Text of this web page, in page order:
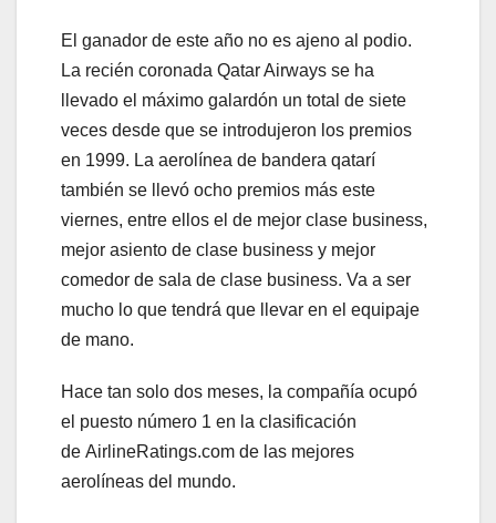
El ganador de este año no es ajeno al podio.
La recién coronada Qatar Airways se ha
llevado el máximo galardón un total de siete
veces desde que se introdujeron los premios
en 1999. La aerolínea de bandera qatarí
también se llevó ocho premios más este
viernes, entre ellos el de mejor clase business,
mejor asiento de clase business y mejor
comedor de sala de clase business. Va a ser
mucho lo que tendrá que llevar en el equipaje
de mano.
Hace tan solo dos meses, la compañía ocupó
el puesto número 1 en la clasificación
de AirlineRatings.com de las mejores
aerolíneas del mundo.